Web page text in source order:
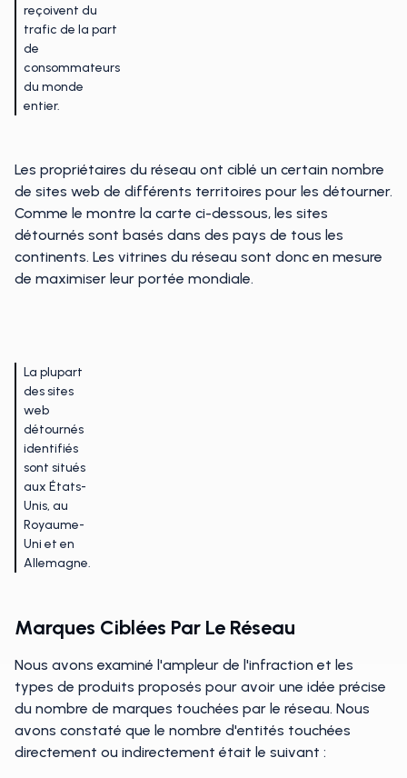
reçoivent du
trafic de la part
de
consommateurs
du monde
entier.
Les propriétaires du réseau ont ciblé un certain nombre
de sites web de différents territoires pour les détourner.
Comme le montre la carte ci-dessous, les sites
détournés sont basés dans des pays de tous les
continents. Les vitrines du réseau sont donc en mesure
de maximiser leur portée mondiale.
La plupart
des sites
web
détournés
identifiés
sont situés
aux États-
Unis, au
Royaume-
Uni et en
Allemagne.
Marques Ciblées Par Le Réseau
Nous avons examiné l'ampleur de l'infraction et les
types de produits proposés pour avoir une idée précise
du nombre de marques touchées par le réseau. Nous
avons constaté que le nombre d'entités touchées
directement ou indirectement était le suivant :